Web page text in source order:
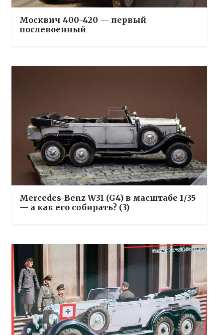
Москвич 400-420 — первый
послевоенный
Mercedes-Benz W31 (G4) в масштабе 1/35
— а как его собирать? (3)